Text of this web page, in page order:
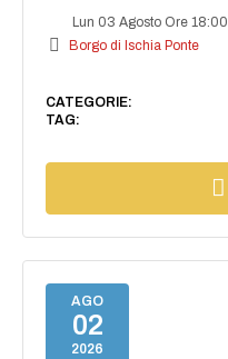
Lun 03 Agosto Ore 18:00
Borgo di Ischia Ponte
CATEGORIE:
TAG:
AGO
02
2026